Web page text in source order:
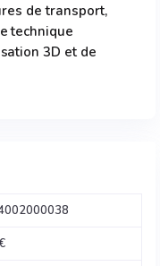
de transport,
technique
3D et de